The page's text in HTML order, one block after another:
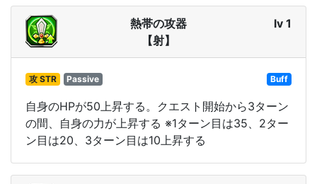
熱帯の攻器
【射】
lv 1
攻 STR Passive Buff
自身のHPが50上昇する。クエスト開始から3ターン
の間、自身の力が上昇する ※1ターン目は35、2ター
ン目は20、3ターン目は10上昇する